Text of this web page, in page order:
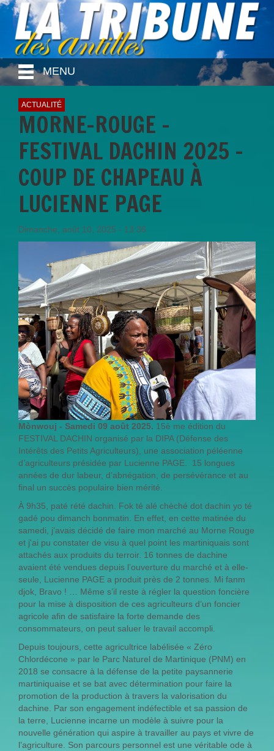
MENU
ACTUALITÉ
MORNE-ROUGE -
FESTIVAL DACHIN 2025 –
COUP DE CHAPEAU À
LUCIENNE PAGE
Dimanche, août 10, 2025 - 13:36
Mònwouj - Samedi 09 août 2025. 15è me édition du
FESTIVAL DACHIN organisé par la DIPA (Défense des
Intérêts des Petits Agriculteurs), une association péléenne
d’agriculteurs présidée par Lucienne PAGE. 15 longues
années de dur labeur, d’abnégation, de persévérance et au
final un succès populaire bien mérité.
À 9h35, paté rété dachin. Fok té alé chèché dot dachin yo té
gadé pou dimanch bonmatin. En effet, en cette matinée du
samedi, j’avais décidé de faire mon marché au Morne Rouge
et j'ai pu constater de visu à quel point les martiniquais sont
attachés aux produits du terroir. 16 tonnes de dachine
avaient été vendues depuis l’ouverture du marché et à elle-
seule, Lucienne PAGE a produit près de 2 tonnes. Mi fanm
djok, Bravo ! … Même s’il reste à régler la question foncière
pour la mise à disposition de ces agriculteurs d’un foncier
agricole afin de satisfaire la forte demande des
consommateurs, on peut saluer le travail accompli.
Depuis toujours, cette agricultrice labélisée « Zéro
Chlordécone » par le Parc Naturel de Martinique (PNM) en
2018 se consacre à la défense de la petite paysannerie
martiniquaise et se bat avec détermination pour faire la
promotion de la production à travers la valorisation du
dachine. Par son engagement indéfectible et sa passion de
la terre, Lucienne incarne un modèle à suivre pour la
nouvelle génération qui aspire à travailler au pays et vivre de
l’agriculture. Son parcours personnel est une véritable ode à